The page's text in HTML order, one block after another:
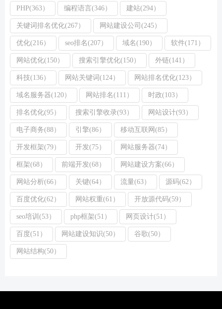
PHP(363） 编程语言(346） 建站(294）
关键词排名优化(267） 网站建设公司(245）
优化(216） seo排名(207） 域名(190） 软件(171）
网站优化(150） 搜索引擎优化(150） 外链(141）
科技(136） 网站关键词(124） 网站排名优化(123）
域名服务器(120） 网站排名(111） 时政(103）
排名优化(95） 搜索引擎收录(93） 网站设计(93）
电子商务(88） 引擎(86） 移动互联网(85）
开发框架(79） 开发(75） 网站服务器(74）
框架(68） 前端开发(68） 网站建设方案(66）
网站分析(66） 关键(64） 流量(63） 源码(62）
百度优化(62） 网站权重(61） 开放源代码(59）
seo培训(53） php框架(51） 网页设计(51）
百度(51） 网站建设知识(50） 谷歌(50）
网站结构(50）